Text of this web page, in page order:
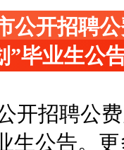
公开招聘
”毕业生公
开招聘公
生公告。 更